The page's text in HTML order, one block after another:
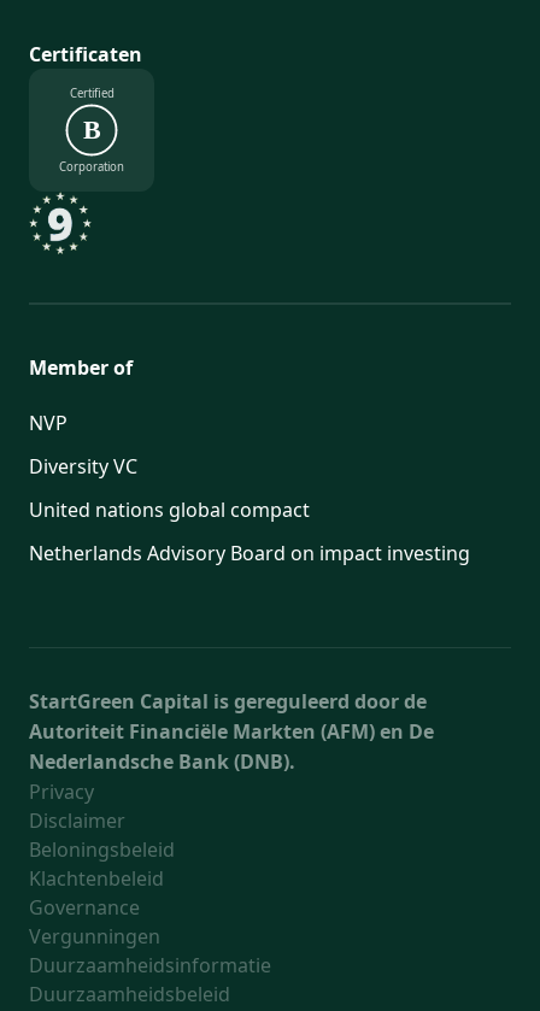
Certificaten
Certified
B
Corporation
Member of
NVP
Diversity VC
United nations global compact
Netherlands Advisory Board on impact investing
StartGreen Capital is gereguleerd door de
Autoriteit Financiële Markten (AFM) en De
Nederlandsche Bank (DNB).
Privacy
Disclaimer
Beloningsbeleid
Klachtenbeleid
Governance
Vergunningen
Duurzaamheidsinformatie
Duurzaamheidsbeleid